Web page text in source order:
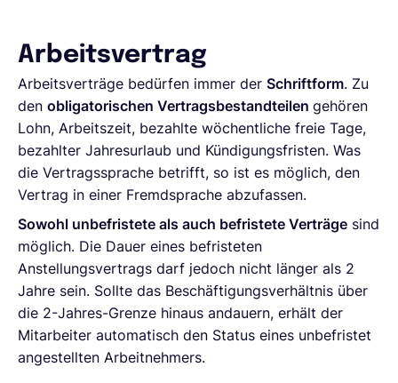
Arbeitsvertrag
Arbeitsverträge bedürfen immer der Schriftform. Zu
den obligatorischen Vertragsbestandteilen gehören
Lohn, Arbeitszeit, bezahlte wöchentliche freie Tage,
bezahlter Jahresurlaub und Kündigungsfristen. Was
die Vertragssprache betrifft, so ist es möglich, den
Vertrag in einer Fremdsprache abzufassen.
Sowohl unbefristete als auch befristete Verträge sind
möglich. Die Dauer eines befristeten
Anstellungsvertrags darf jedoch nicht länger als 2
Jahre sein. Sollte das Beschäftigungsverhältnis über
die 2-Jahres-Grenze hinaus andauern, erhält der
Mitarbeiter automatisch den Status eines unbefristet
angestellten Arbeitnehmers.